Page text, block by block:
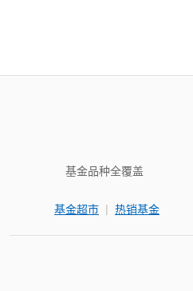
基金品种全覆盖
基金超市 | 热销基金